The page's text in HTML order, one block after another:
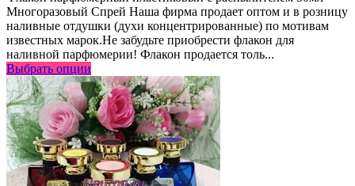
Многоразовый Спрей Наша фирма продает оптом и в розницу
наливные отдушки (духи концентрированные) по мотивам
известных марок.Не забудьте приобрести флакон для
наливной парфюмерии! Флакон продается толь...
Выбрать опции